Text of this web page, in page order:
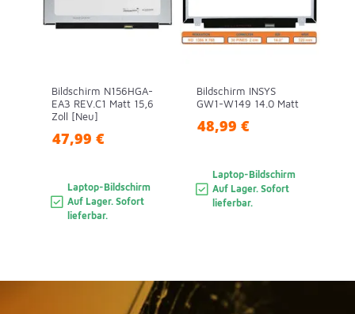
Bildschirm N156HGA-
EA3 REV.C1 Matt 15,6
Zoll [Neu]
47,99 €
Laptop-Bildschirm
Auf Lager. Sofort
lieferbar.
Bildschirm INSYS
GW1-W149 14.0 Matt
48,99 €
Laptop-Bildschirm
Auf Lager. Sofort
lieferbar.